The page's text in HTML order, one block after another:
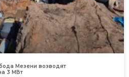
Мезени возводят
3 МВт